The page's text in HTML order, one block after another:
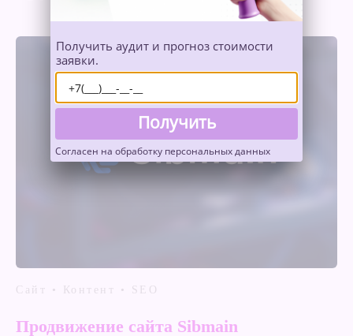
Сайт • Контент • SEO
Продвижение сайта Sibmain
Получить аудит и прогноз стоимости
заявки.
Получить
Согласен на обработку персональных данных